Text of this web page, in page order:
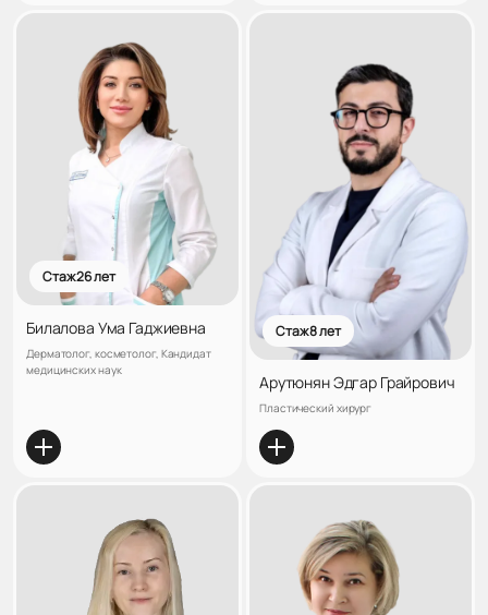
Стаж 26 лет
Билалова Ума Гаджиевна
Дерматолог, косметолог, Кандидат
медицинских наук
Стаж 8 лет
Арутюнян Эдгар Грайрович
Пластический хирург